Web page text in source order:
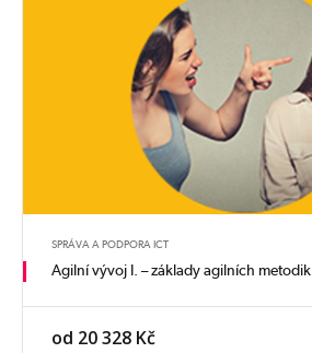
SPRÁVA A PODPORA ICT
Agilní vývoj I. – základy agilních metodik
od 20 328 Kč